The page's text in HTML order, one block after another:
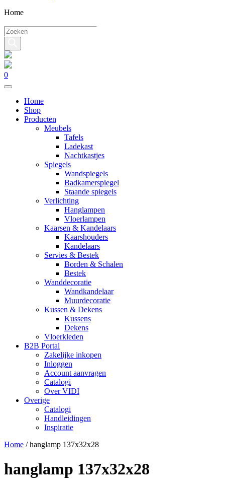
Home
Producten
zoeken
0
Home
Shop
Producten
Meubels
Tafels
Ladekast
Nachtkastjes
Spiegels
Wandspiegels
Badkamerspiegel
Staande spiegels
Verlichting
Hanglampen
Vloerlampen
Kaarsen & Kandelaars
Kaarshouders
Kandelaars
Servies & Bestek
Borden & Schalen
Bestek
Wanddecoratie
Wandkandelaar
Muurdecoratie
Kussen & Dekens
Kussens
Dekens
Vloerkleden
B2B Portal
Zakelijke inkopen
Inloggen
Account aanvragen
Catalogi
Over VIDI
Overige
Catalogi
Handleidingen
Inspiratie
Home /hanglamp 137x32x28
hanglamp 137x32x28